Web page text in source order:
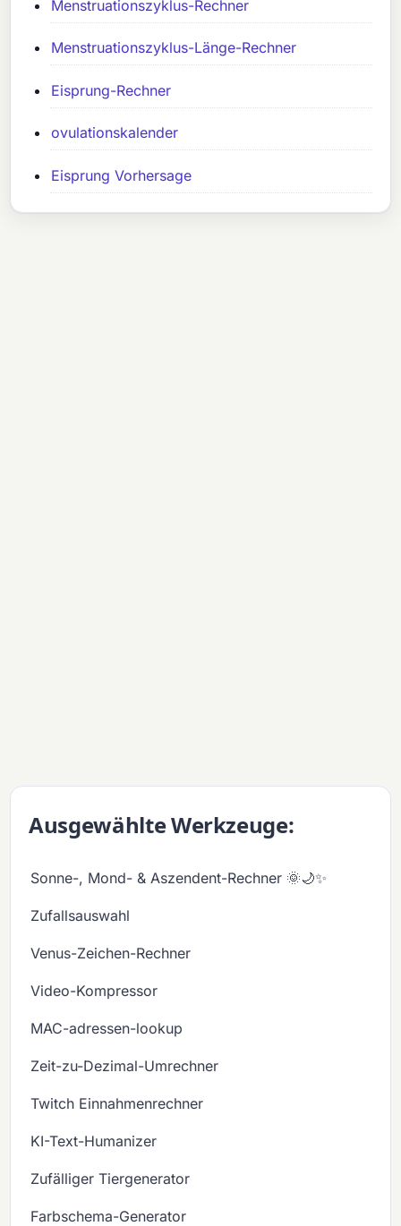
Menstruationszyklus-Rechner
Menstruationszyklus-Länge-Rechner
Eisprung-Rechner
ovulationskalender
Eisprung Vorhersage
Ausgewählte Werkzeuge:
Sonne-, Mond- & Aszendent-Rechner 🌞🌙✨
Zufallsauswahl
Venus-Zeichen-Rechner
Video-Kompressor
MAC-adressen-lookup
Zeit-zu-Dezimal-Umrechner
Twitch Einnahmenrechner
KI-Text-Humanizer
Zufälliger Tiergenerator
Farbschema-Generator